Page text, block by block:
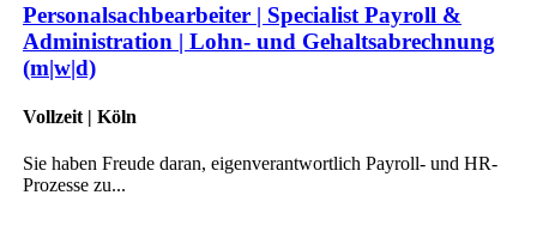
Personalsachbearbeiter | Specialist Payroll &
Administration | Lohn- und Gehaltsabrechnung
(m|w|d)
Vollzeit | Köln
Sie haben Freude daran, eigenverantwortlich Payroll- und HR-
Prozesse zu...